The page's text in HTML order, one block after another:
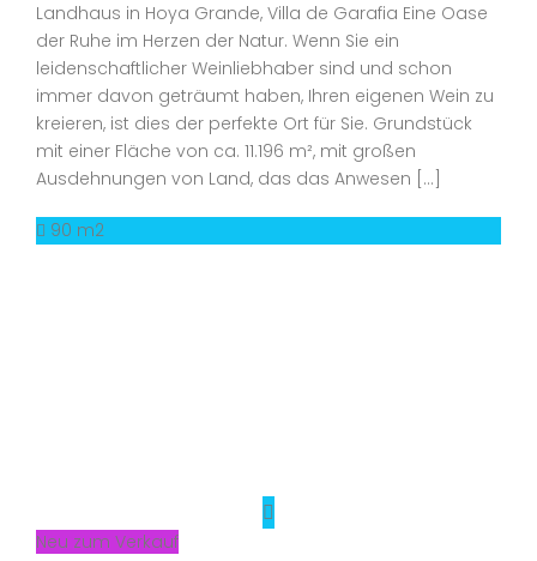
Landhaus in Hoya Grande, Villa de Garafia Eine Oase
der Ruhe im Herzen der Natur. Wenn Sie ein
leidenschaftlicher Weinliebhaber sind und schon
immer davon geträumt haben, Ihren eigenen Wein zu
kreieren, ist dies der perfekte Ort für Sie. Grundstück
mit einer Fläche von ca. 11.196 m², mit großen
Ausdehnungen von Land, das das Anwesen […]
90 m2
Neu zum Verkauf